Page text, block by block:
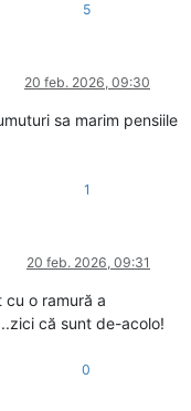
5
20 feb. 2026, 09:30
sa marim pensiile
1
20 feb. 2026, 09:31
cu o ramură a
că sunt de-acolo!
0